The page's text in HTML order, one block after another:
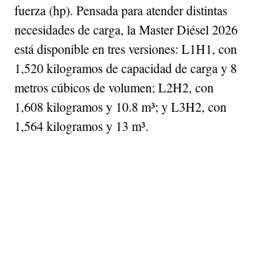
fuerza (hp). Pensada para atender distintas
necesidades de carga, la Master Diésel 2026
está disponible en tres versiones: L1H1, con
1,520 kilogramos de capacidad de carga y 8
metros cúbicos de volumen; L2H2, con
1,608 kilogramos y 10.8 m³; y L3H2, con
1,564 kilogramos y 13 m³.